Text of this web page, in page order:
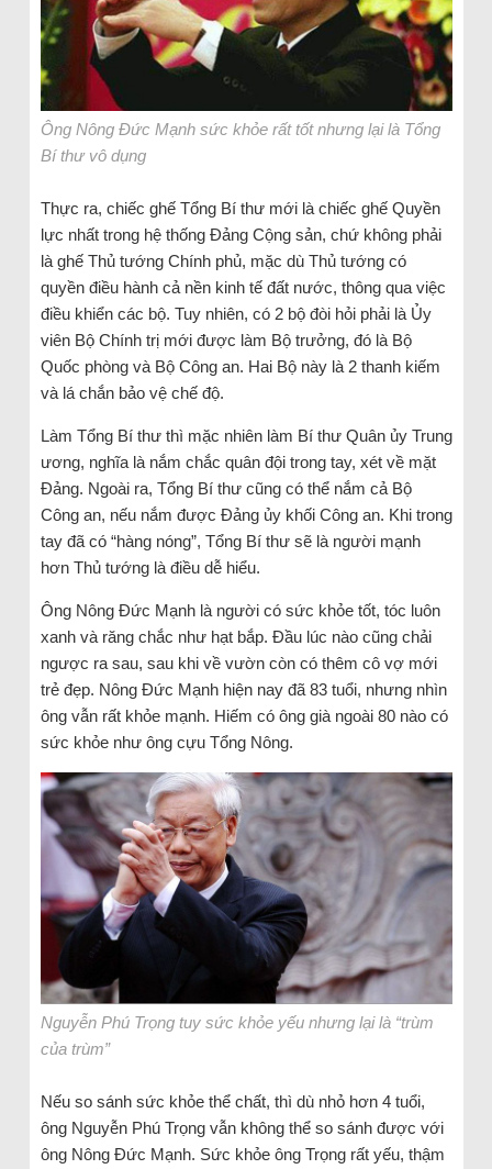
Ông Nông Đức Mạnh sức khỏe rất tốt nhưng lại là Tổng
Bí thư vô dụng
Thực ra, chiếc ghế Tổng Bí thư mới là chiếc ghế Quyền
lực nhất trong hệ thống Đảng Cộng sản, chứ không phải
là ghế Thủ tướng Chính phủ, mặc dù Thủ tướng có
quyền điều hành cả nền kinh tế đất nước, thông qua việc
điều khiển các bộ. Tuy nhiên, có 2 bộ đòi hỏi phải là Ủy
viên Bộ Chính trị mới được làm Bộ trưởng, đó là Bộ
Quốc phòng và Bộ Công an. Hai Bộ này là 2 thanh kiếm
và lá chắn bảo vệ chế độ.
Làm Tổng Bí thư thì mặc nhiên làm Bí thư Quân ủy Trung
ương, nghĩa là nắm chắc quân đội trong tay, xét về mặt
Đảng. Ngoài ra, Tổng Bí thư cũng có thể nắm cả Bộ
Công an, nếu nắm được Đảng ủy khối Công an. Khi trong
tay đã có “hàng nóng”, Tổng Bí thư sẽ là người mạnh
hơn Thủ tướng là điều dễ hiểu.
Ông Nông Đức Mạnh là người có sức khỏe tốt, tóc luôn
xanh và răng chắc như hạt bắp. Đầu lúc nào cũng chải
ngược ra sau, sau khi về vườn còn có thêm cô vợ mới
trẻ đẹp. Nông Đức Mạnh hiện nay đã 83 tuổi, nhưng nhìn
ông vẫn rất khỏe mạnh. Hiếm có ông già ngoài 80 nào có
sức khỏe như ông cựu Tổng Nông.
Nguyễn Phú Trọng tuy sức khỏe yếu nhưng lại là “trùm
của trùm”
Nếu so sánh sức khỏe thể chất, thì dù nhỏ hơn 4 tuổi,
ông Nguyễn Phú Trọng vẫn không thể so sánh được với
ông Nông Đức Mạnh. Sức khỏe ông Trọng rất yếu, thậm